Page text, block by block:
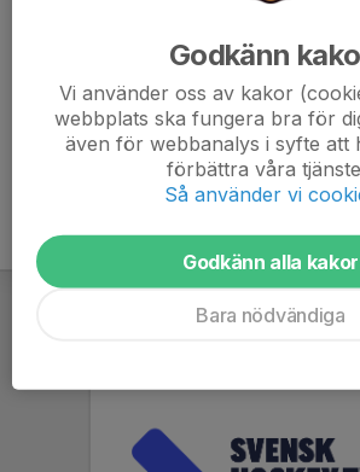
Godkänn
Vi använder oss av kakor
webbplats ska fungera bra för
även för webbanalys i syfte att
förbättra våra
Så använder vi
Godkänn alla kakor
Bara nödvändiga